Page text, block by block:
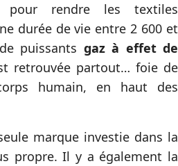
pour rendre les textiles
durée de vie entre 2 600 et
puissants gaz à effet de
retrouvée partout… foie de
humain, en haut des
marque investie dans la
propre. Il y a également la